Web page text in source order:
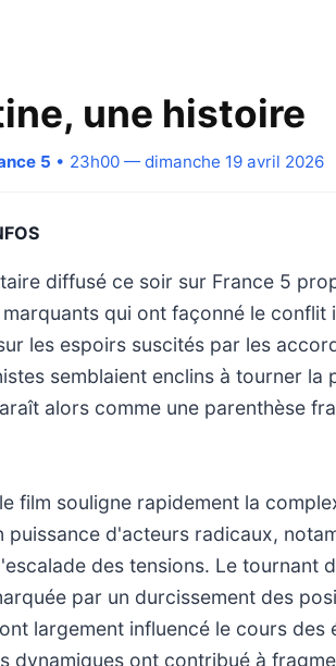
une histoire
5 • 23h00 — dimanche 19 avril 2026
diffusé ce soir sur France 5
qui ont façonné le
les espoirs suscités par les
semblaient enclins à tourner la
alors comme une parenthèse
film souligne rapidement la
puissance d'acteurs radicaux,
des tensions. Le tournant
par un durcissement des
largement influencé le cours des
dynamiques ont contribué à